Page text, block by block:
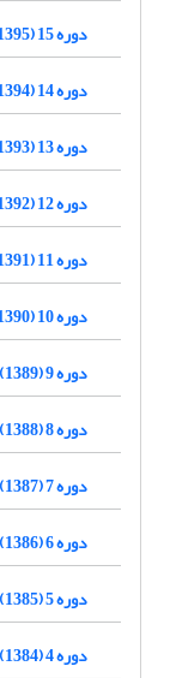
دوره 15 (1395)
دوره 14 (1394)
دوره 13 (1393)
دوره 12 (1392)
دوره 11 (1391)
دوره 10 (1390)
دوره 9 (1389)
دوره 8 (1388)
دوره 7 (1387)
دوره 6 (1386)
دوره 5 (1385)
دوره 4 (1384)